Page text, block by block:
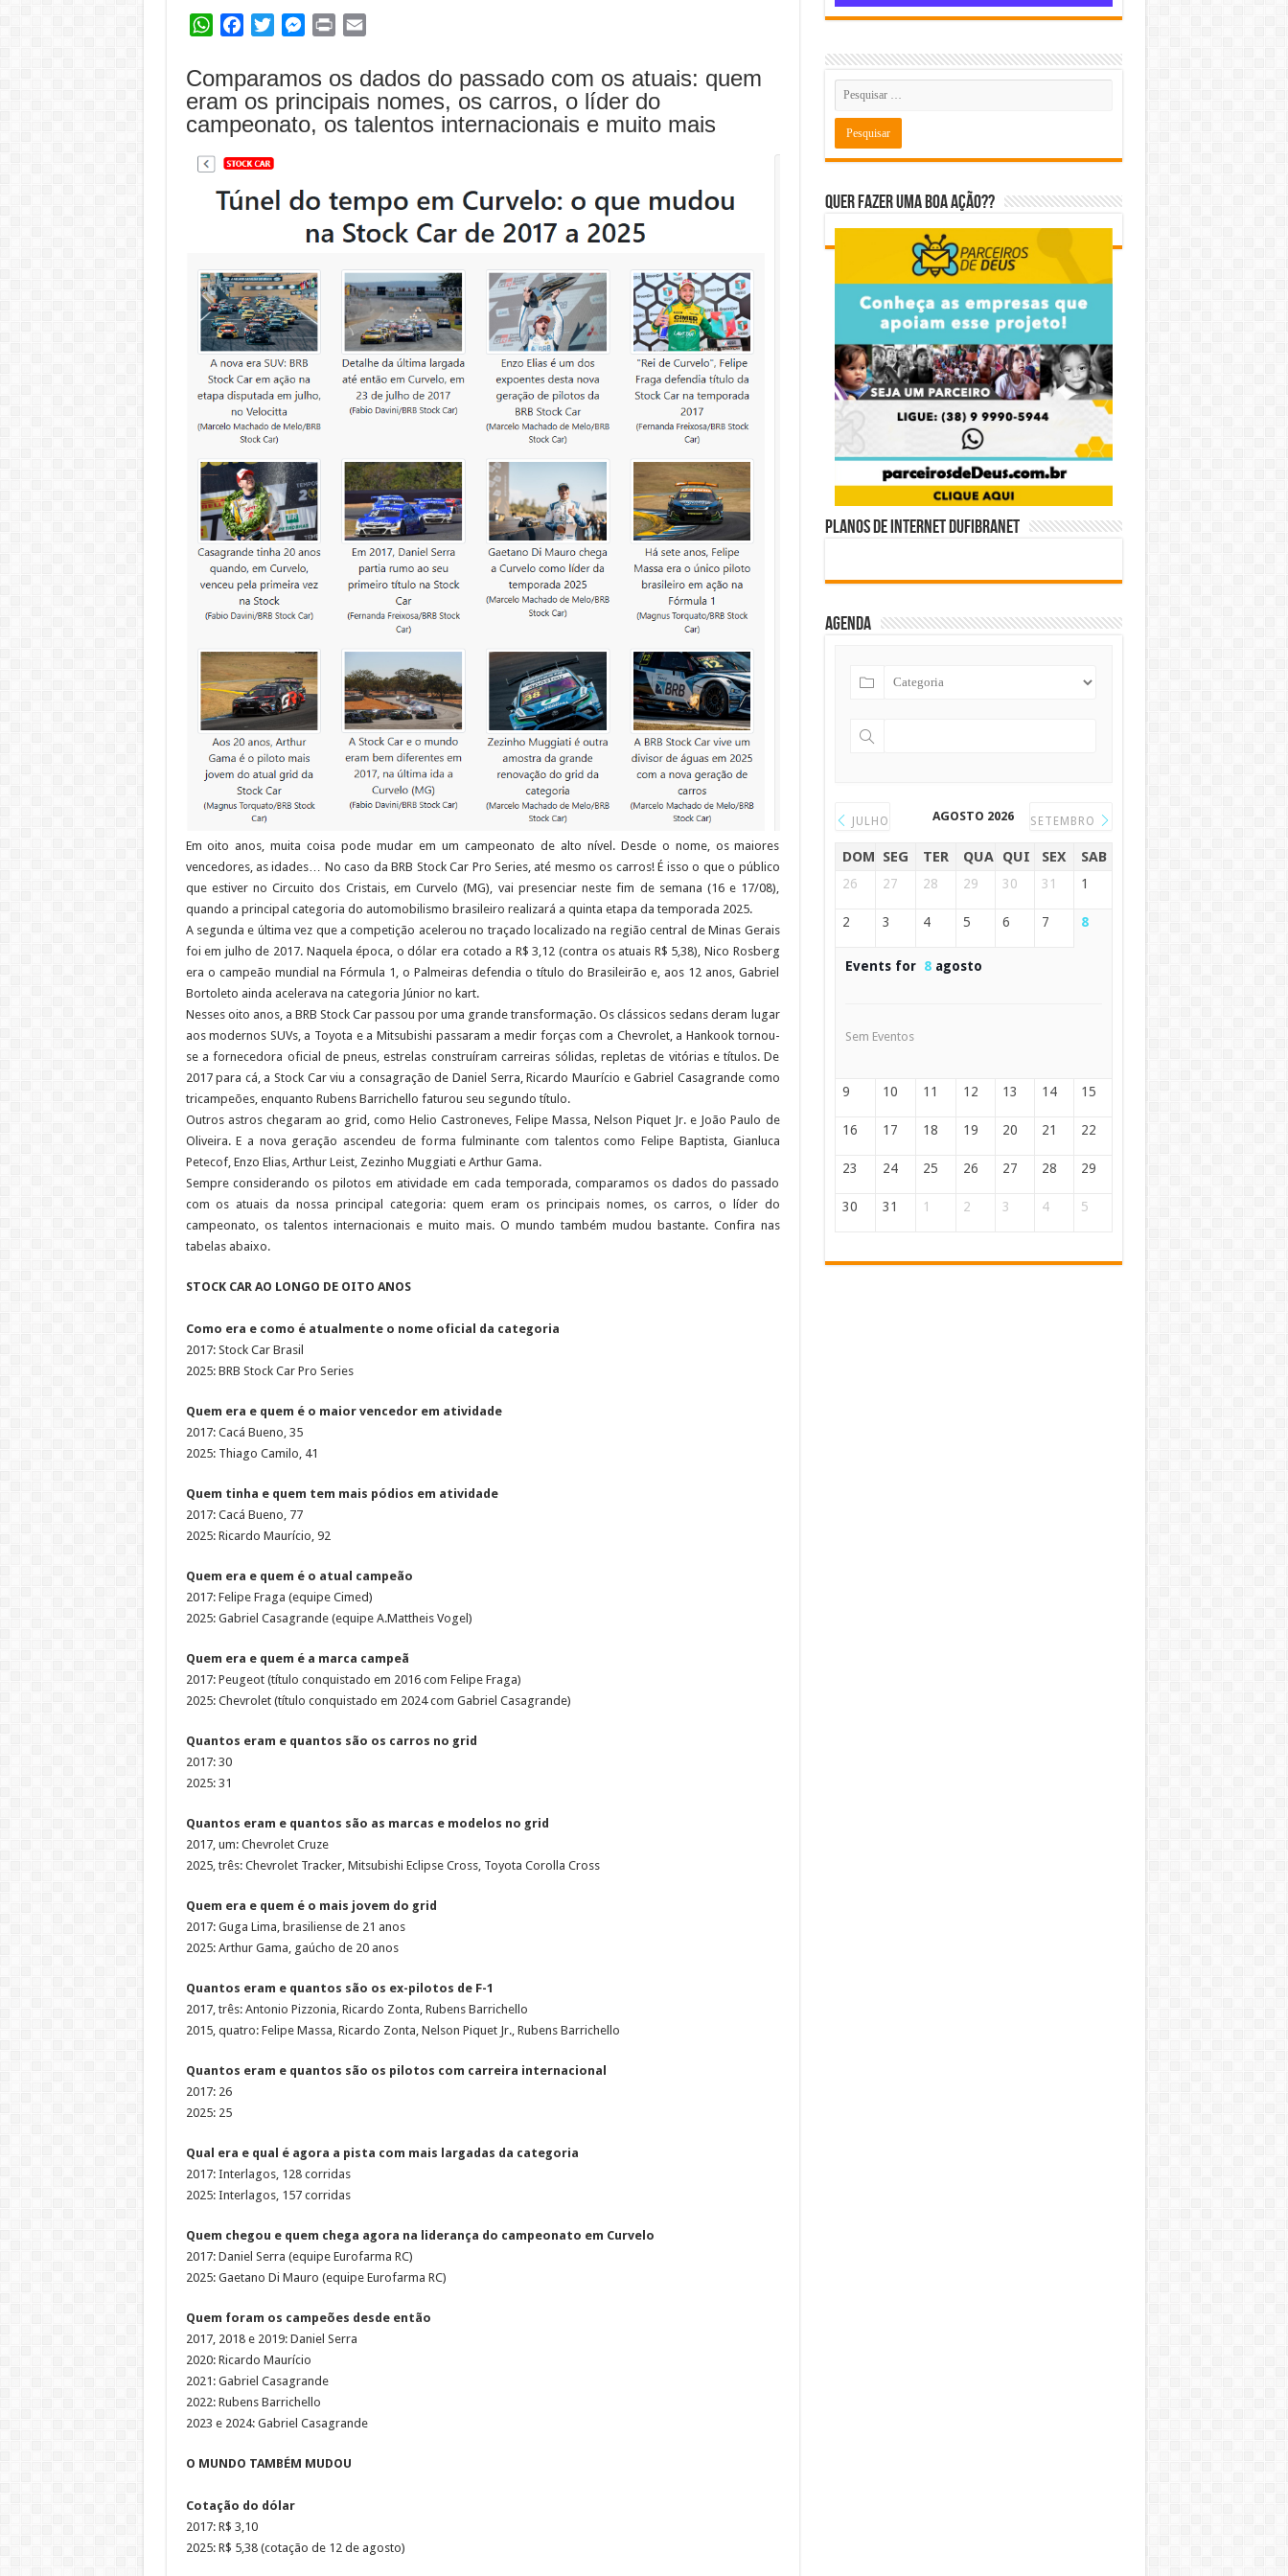
WhatsAppFacebookTwitterMessenger
Print
Comparamos os dados do passado com os atuais: quem
eram os principais nomes, os carros, o líder do
campeonato, os talentos internacionais e muito mais
Em oito anos, muita coisa pode mudar em um campeonato de alto nível. Desde o nome, os maiores
vencedores, as idades… No caso da BRB Stock Car Pro Series, até mesmo os carros! É isso o que o público
que estiver no Circuito dos Cristais, em Curvelo (MG), vai presenciar neste fim de semana (16 e 17/08),
quando a principal categoria do automobilismo brasileiro realizará a quinta etapa da temporada 2025.
A segunda e última vez que a competição acelerou no traçado localizado na região central de Minas Gerais
foi em julho de 2017. Naquela época, o dólar era cotado a R$ 3,12 (contra os atuais R$ 5,38), Nico Rosberg
era o campeão mundial na Fórmula 1, o Palmeiras defendia o título do Brasileirão e, aos 12 anos, Gabriel
Bortoleto ainda acelerava na categoria Júnior no kart.
Nesses oito anos, a BRB Stock Car passou por uma grande transformação. Os clássicos sedans deram lugar
aos modernos SUVs, a Toyota e a Mitsubishi passaram a medir forças com a Chevrolet, a Hankook tornou-
se a fornecedora oficial de pneus, estrelas construíram carreiras sólidas, repletas de vitórias e títulos. De
2017 para cá, a Stock Car viu a consagração de Daniel Serra, Ricardo Maurício e Gabriel Casagrande como
tricampeões, enquanto Rubens Barrichello faturou seu segundo título.
Outros astros chegaram ao grid, como Helio Castroneves, Felipe Massa, Nelson Piquet Jr. e João Paulo de
Oliveira. E a nova geração ascendeu de forma fulminante com talentos como Felipe Baptista, Gianluca
Petecof, Enzo Elias, Arthur Leist, Zezinho Muggiati e Arthur Gama.
Sempre considerando os pilotos em atividade em cada temporada, comparamos os dados do passado
com os atuais da nossa principal categoria: quem eram os principais nomes, os carros, o líder do
campeonato, os talentos internacionais e muito mais. O mundo também mudou bastante. Confira nas
tabelas abaixo.
STOCK CAR AO LONGO DE OITO ANOS
Como era e como é atualmente o nome oficial da categoria
2017: Stock Car Brasil
2025: BRB Stock Car Pro Series
Quem era e quem é o maior vencedor em atividade
2017: Cacá Bueno, 35
2025: Thiago Camilo, 41
Quem tinha e quem tem mais pódios em atividade
2017: Cacá Bueno, 77
2025: Ricardo Maurício, 92
Quem era e quem é o atual campeão
2017: Felipe Fraga (equipe Cimed)
2025: Gabriel Casagrande (equipe A.Mattheis Vogel)
Quem era e quem é a marca campeã
2017: Peugeot (título conquistado em 2016 com Felipe Fraga)
2025: Chevrolet (título conquistado em 2024 com Gabriel Casagrande)
Quantos eram e quantos são os carros no grid
2017: 30
2025: 31
Quantos eram e quantos são as marcas e modelos no grid
2017, um: Chevrolet Cruze
2025, três: Chevrolet Tracker, Mitsubishi Eclipse Cross, Toyota Corolla Cross
Quem era e quem é o mais jovem do grid
2017: Guga Lima, brasiliense de 21 anos
2025: Arthur Gama, gaúcho de 20 anos
Quantos eram e quantos são os ex-pilotos de F-1
2017, três: Antonio Pizzonia, Ricardo Zonta, Rubens Barrichello
2015, quatro: Felipe Massa, Ricardo Zonta, Nelson Piquet Jr., Rubens Barrichello
Quantos eram e quantos são os pilotos com carreira internacional
2017: 26
2025: 25
Qual era e qual é agora a pista com mais largadas da categoria
2017: Interlagos, 128 corridas
2025: Interlagos, 157 corridas
Quem chegou e quem chega agora na liderança do campeonato em Curvelo
2017: Daniel Serra (equipe Eurofarma RC)
2025: Gaetano Di Mauro (equipe Eurofarma RC)
Quem foram os campeões desde então
2017, 2018 e 2019: Daniel Serra
2020: Ricardo Maurício
2021: Gabriel Casagrande
2022: Rubens Barrichello
2023 e 2024: Gabriel Casagrande
O MUNDO TAMBÉM MUDOU
Cotação do dólar
2017: R$ 3,10
2025: R$ 5,38 (cotação de 12 de agosto)
Quer fazer uma boa ação??
Planos de internet DUFIBRANET
Agenda
JULHO AGOSTO 2026 SETEMBRO
DOM SEG TER QUA QUI SEX SAB
26 27 28 29 30 31 1
2 3 4 5 6 7 8
Events for 8agosto
Sem Eventos
9 10 11 12 13 14 15
16 17 18 19 20 21 22
23 24 25 26 27 28 29
30 31 1 2 3 4 5